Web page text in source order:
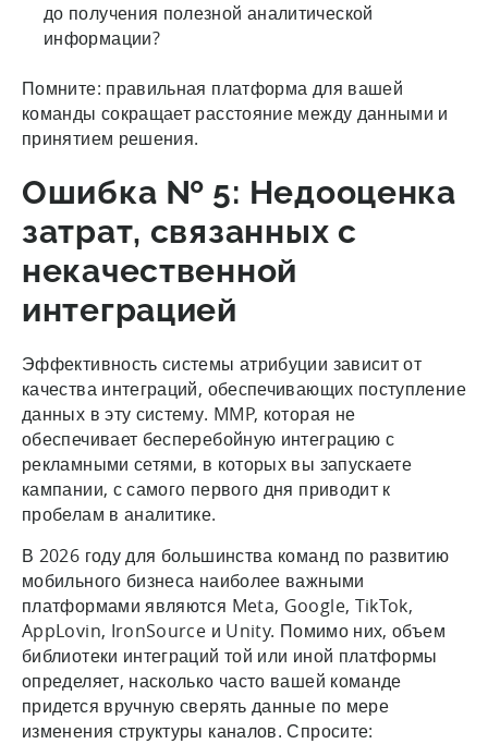
до получения полезной аналитической
информации?
Помните: правильная платформа для вашей
команды сокращает расстояние между данными и
принятием решения.
Ошибка № 5: Недооценка
затрат, связанных с
некачественной
интеграцией
Эффективность системы атрибуции зависит от
качества интеграций, обеспечивающих поступление
данных в эту систему. MMP, которая не
обеспечивает бесперебойную интеграцию с
рекламными сетями, в которых вы запускаете
кампании, с самого первого дня приводит к
пробелам в аналитике.
В 2026 году для большинства команд по развитию
мобильного бизнеса наиболее важными
платформами являются Meta, Google, TikTok,
AppLovin, IronSource и Unity. Помимо них, объем
библиотеки интеграций той или иной платформы
определяет, насколько часто вашей команде
придется вручную сверять данные по мере
изменения структуры каналов. Спросите: